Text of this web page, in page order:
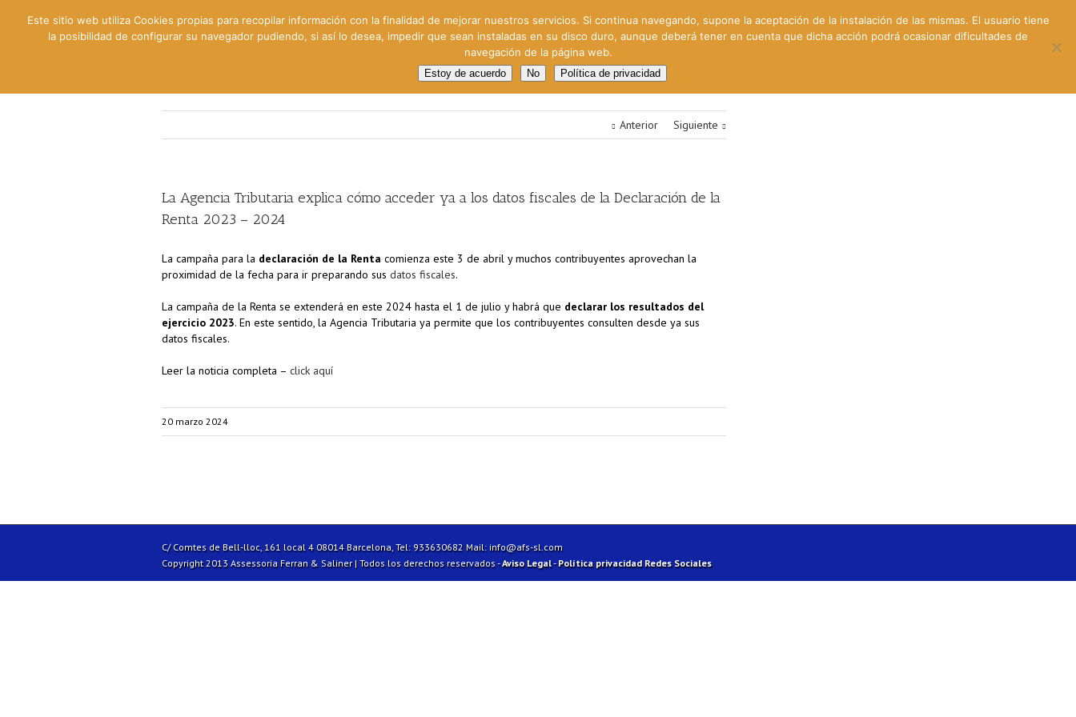
Gestión Cinematográfica Otros servicios
Anterior Siguiente
La Agencia Tributaria explica cómo acceder ya a los datos fiscales de la Declaración de la
Renta 2023 – 2024
La campaña para la declaración de la Renta comienza este 3 de abril y muchos contribuyentes aprovechan la
proximidad de la fecha para ir preparando sus datos fiscales.
La campaña de la Renta se extenderá en este 2024 hasta el 1 de julio y habrá que declarar los resultados del
ejercicio 2023. En este sentido, la Agencia Tributaria ya permite que los contribuyentes consulten desde ya sus
datos fiscales.
Leer la noticia completa – click aquí
20 marzo 2024
C/ Comtes de Bell-lloc, 161 local 4 08014 Barcelona, Tel: 933630682 Mail: info@afs-sl.com
Copyright 2013 Assessoria Ferran & Saliner | Todos los derechos reservados -Aviso Legal-Política privacidad Redes Sociales
Este sitio web utiliza Cookies propias para recopilar información con la finalidad de mejorar nuestros servicios. Si continua navegando, supone la aceptación de la instalación de las mismas. El usuario tiene
la posibilidad de configurar su navegador pudiendo, si así lo desea, impedir que sean instaladas en su disco duro, aunque deberá tener en cuenta que dicha acción podrá ocasionar dificultades de
navegación de la página web.
Estoy de acuerdo No Política de privacidad